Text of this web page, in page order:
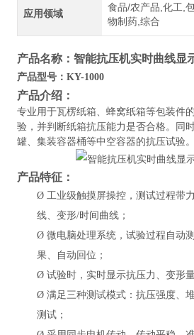
应用领域
食品/农产品,化工,
物制药,综合
产品名称： 智能抗压机实时曲线显
产品型号： KY-1000
产品介绍：
专业用于瓦楞纸箱、蜂窝纸箱等包装件
验，并判断纸箱抗压能力是否合格。同
罐、集装容器桶等中空容器的抗压试验。
产品特征：
Ø 工业级触摸屏操控，测试过程带力
线、变形/时间曲线；
Ø 微电脑处理系统，试验过程自动
果、自动回位；
Ø 试验时，实时显示抗压力、变形
Ø 满足三种测试模式：抗压强度、
测试；